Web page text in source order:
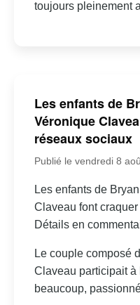
toujours pleinement
Les enfants de
Véronique
réseaux sociaux
Publié le vendredi 8
Les enfants de
Claveau font
Détails en
Le couple composé
Claveau participait à
beaucoup,